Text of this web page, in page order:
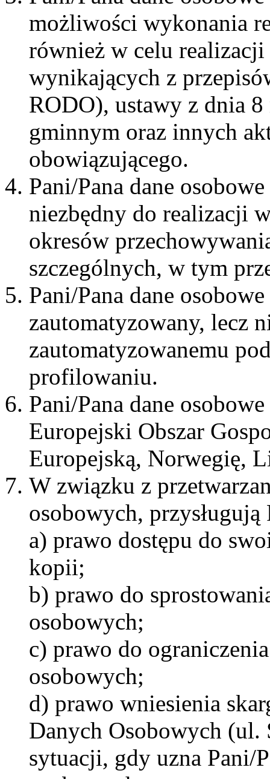
możliwości wykonania
również w celu
wynikających z
RODO), ustawy z dnia 8
gminnym oraz innych
obowiązującego.
Pani/Pana dane
niezbędny do realizacji
okresów
szczególnych, w tym
Pani/Pana dane
zautomatyzowany, lecz
zautomatyzowanemu
profilowaniu.
Pani/Pana dane
Europejski Obszar
Europejską, Norwegię,
W związku z
osobowych, przysługują
a) prawo dostępu do
kopii;
b) prawo do
osobowych;
c) prawo do
osobowych;
d) prawo wniesienia
Danych Osobowych (ul.
sytuacji, gdy uzna Pani/